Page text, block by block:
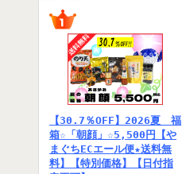
【30.7％OFF】2026夏 福
箱☆「朝顔」☆5,500円【や
まぐちECエール便★送料無
料】【特別価格】【日付指